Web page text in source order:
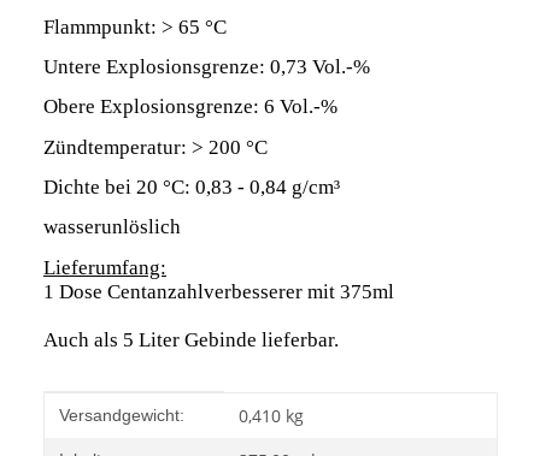
Flammpunkt: > 65 °C
Untere Explosionsgrenze: 0,73 Vol.-%
Obere Explosionsgrenze: 6 Vol.-%
Zündtemperatur: > 200 °C
Dichte bei 20 °C: 0,83 - 0,84 g/cm³
wasserunlöslich
Lieferumfang:
1 Dose Centanzahlverbesserer mit 375ml
Auch als 5 Liter Gebinde lieferbar.
Produkteigenschaft
Wert
Versandgewicht: 0,410 kg